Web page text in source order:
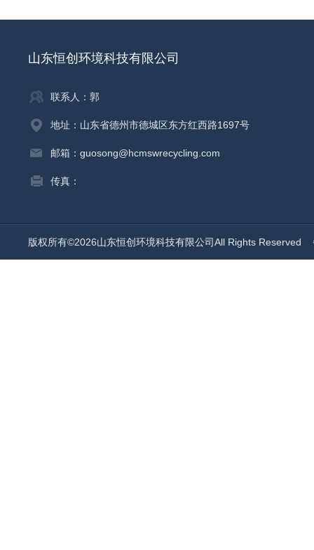
山东恒创环境科技有限公司
联系人：郭
地址：山东省德州市德城区东方红西路1697号
邮箱：guosong@hcmswrecycling.com
传真：
版权所有©2026山东恒创环境科技有限公司All Rights Reserved